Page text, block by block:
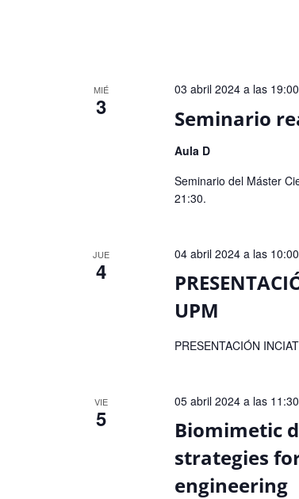
MIÉ
3 Seminario
03 abril 2024 a las 19:00
Aula D
Seminario del Máster
21:30.
JUE
4
UPM
04 abril 2024 a las 10:00
PRESENTACIÓN
VIE
5
Biomimetic
strategies
engineering
05 abril 2024 a las 11:30